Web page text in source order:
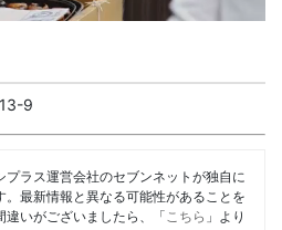
9
プラス運営会社のセブンネットが独自に
最新情報と異なる可能性があることを
違いがございましたら、「 こちら 」より